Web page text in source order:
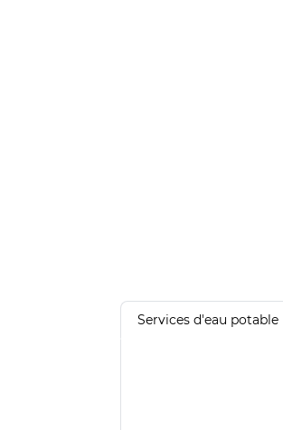
Services d'eau potable